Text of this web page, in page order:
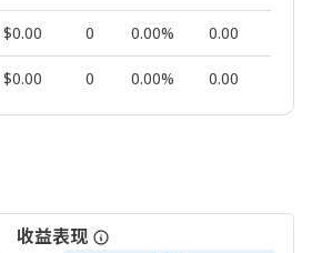
$0.00 0 0.00% 0.00
$0.00 0 0.00% 0.00
收益表现